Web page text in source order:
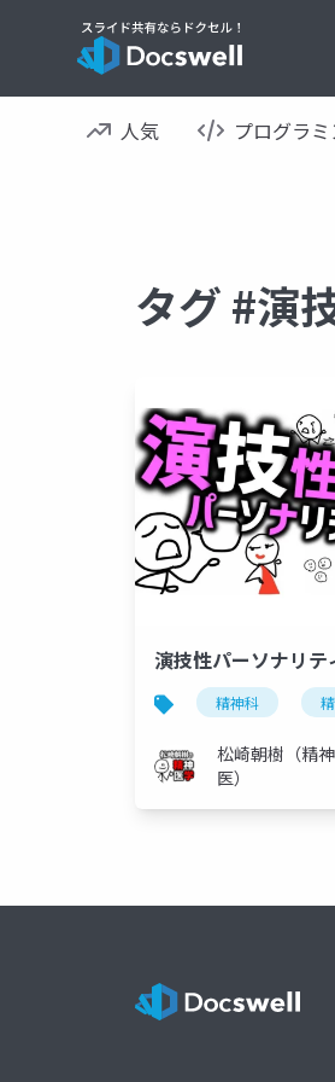
人気 プログラ
タグ #演
演技性パーソナリテ
精神科
松崎朝樹（精
医）